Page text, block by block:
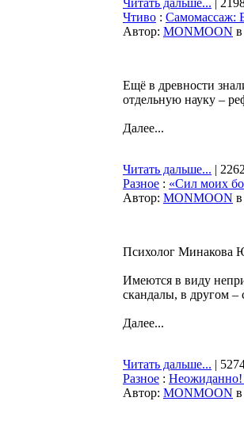
Читать дальше... |
Чтиво : Самомассаж:
Автор: MONMOON
Ещё в древности
отдельную науку –
Далее...
Читать дальше... |
Разное : «Сил моих
Автор: MONMOON
Психолог Минакова
Имеются в виду
скандалы, в другом –
Далее...
Читать дальше... |
Разное : Неожиданно!
Автор: MONMOON